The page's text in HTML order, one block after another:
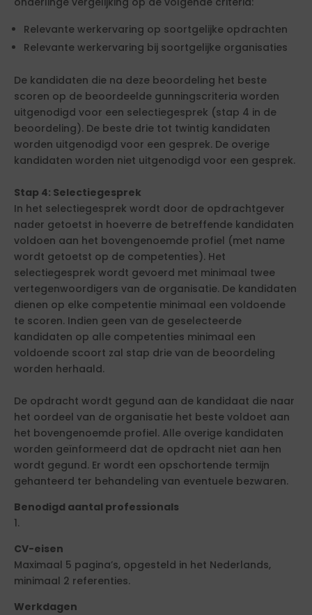
Relevante werkervaring op soortgelijke opdrachten
Relevante werkervaring bij soortgelijke organisaties
De kandidaten die na deze beoordeling het beste
scoren op de beoordeelde gunningscriteria worden
uitgenodigd voor een selectiegesprek (stap 4 in de
beoordeling). De beste drie tot twintig kandidaten
worden uitgenodigd voor een gesprek. De overige
kandidaten worden niet uitgenodigd voor een gesprek.
Stap 4: Selectiegesprek
In het selectiegesprek wordt door de opdrachtgever
nader getoetst in hoeverre de betreffende kandidaten
voldoen aan het bovengenoemde profiel (met name
wordt getoetst op de competenties). Het
selectiegesprek wordt gevoerd met minimaal twee
vertegenwoordigers van de organisatie. De kandidaten
dienen op elke competentie minimaal een voldoende
te scoren. Indien geen van de geselecteerde
kandidaten op alle competenties minimaal een
voldoende scoort zal stap drie van de beoordeling
worden herhaald.
De opdracht wordt gegund aan de kandidaat die naar
het oordeel van de organisatie het beste voldoet aan
het bovengenoemde profiel. Alle overige kandidaten
worden geïnformeerd dat de opdracht niet aan hen
wordt gegund. Er wordt een opschortende termijn
gehanteerd ter behandeling van eventuele bezwaren.
Benodigd aantal professionals
1.
CV-eisen
Maximaal 5 pagina’s, opgesteld in het Nederlands,
minimaal 2 referenties.
Werkdagen